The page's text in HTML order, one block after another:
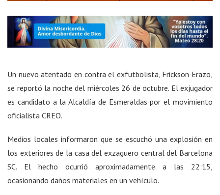
Un nuevo atentado en contra el exfutbolista, Frickson Erazo,
se reportó la noche del miércoles 26 de octubre. El exjugador
es candidato a la Alcaldía de Esmeraldas por el movimiento
oficialista CREO.
Medios locales informaron que se escuchó una explosión en
los exteriores de la casa del exzaguero central del Barcelona
SC. El hecho ocurrió aproximadamente a las 22:15,
ocasionando daños materiales en un vehículo.